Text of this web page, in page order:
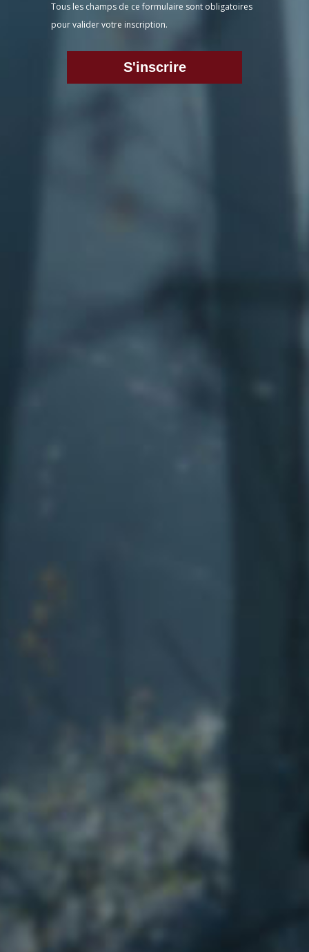
Tous les champs de ce formulaire sont obligatoires
pour valider votre inscription.